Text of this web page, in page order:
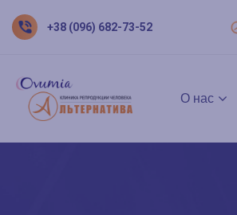
+38 (096) 682-73-52
О нас